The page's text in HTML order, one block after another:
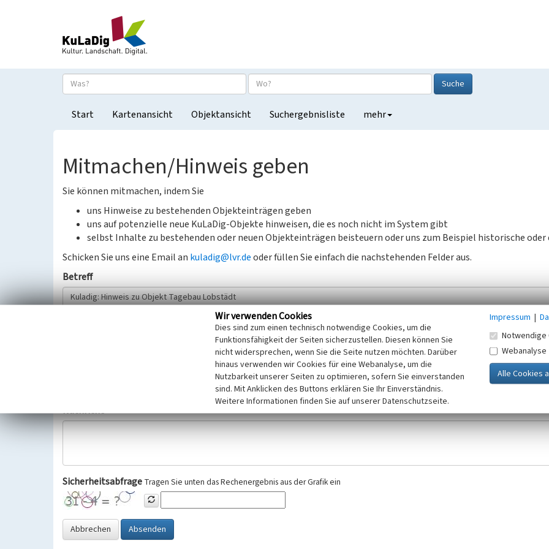
Suche
Start Kartenansicht Objektansicht Suchergebnisliste mehr
Mitmachen/Hinweis geben
Sie können mitmachen, indem Sie
uns Hinweise zu bestehenden Objekteinträgen geben
uns auf potenzielle neue KuLaDig-Objekte hinweisen, die es noch nicht im System gibt
selbst Inhalte zu bestehenden oder neuen Objekteinträgen beisteuern oder uns zum Beispiel historische oder
Schicken Sie uns eine Email an kuladig@lvr.deoder füllen Sie einfach die nachstehenden Felder aus.
Betreff
Wir bitten Sie um freiwillige Angabe Ihres Namens und Ihrer E-Mail-Adresse. Ihre Angaben werden ausschließlich im Rahmen der KuLaDig-
Selbstverständlich werden diese entsprechend der Vorschriften des Telemediengesetzes, des Datenschutzgesetzes NRW und der seit
Datenschutzgrundverordnung (EU-DSGVO) vertraulich behandelt, beachten Sie bitte unsere Hinweise zumDatenschutz
Nachricht
Sicherheitsabfrage Tragen Sie unten das Rechenergebnis aus der Grafik ein
Abbrechen Absenden
Wir verwenden Cookies
Dies sind zum einen technisch notwendige Cookies, um die
Funktionsfähigkeit der Seiten sicherzustellen. Diesen können Sie
nicht widersprechen, wenn Sie die Seite nutzen möchten. Darüber
hinaus verwenden wir Cookies für eine Webanalyse, um die
Nutzbarkeit unserer Seiten zu optimieren, sofern Sie einverstanden
sind. Mit Anklicken des Buttons erklären Sie Ihr Einverständnis.
Weitere Informationen finden Sie auf unserer Datenschutzseite.
Impressum |
Notwendige
Webanalyse